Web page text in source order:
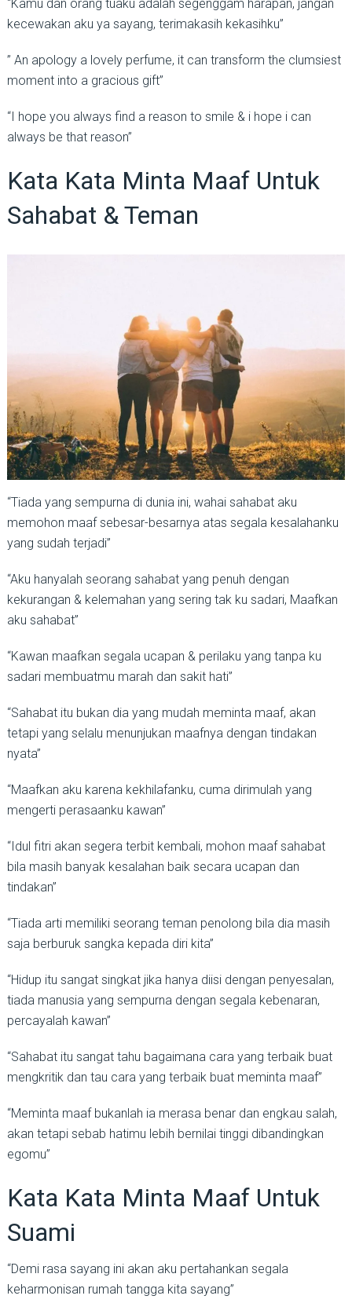
“Kamu dan orang tuaku adalah segenggam harapan, jangan
kecewakan aku ya sayang, terimakasih kekasihku”
” An apology a lovely perfume, it can transform the clumsiest
moment into a gracious gift”
“I hope you always find a reason to smile & i hope i can
always be that reason”
Kata Kata Minta Maaf Untuk
Sahabat & Teman
“Tiada yang sempurna di dunia ini, wahai sahabat aku
memohon maaf sebesar-besarnya atas segala kesalahanku
yang sudah terjadi”
“Aku hanyalah seorang sahabat yang penuh dengan
kekurangan & kelemahan yang sering tak ku sadari, Maafkan
aku sahabat”
“Kawan maafkan segala ucapan & perilaku yang tanpa ku
sadari membuatmu marah dan sakit hati”
“Sahabat itu bukan dia yang mudah meminta maaf, akan
tetapi yang selalu menunjukan maafnya dengan tindakan
nyata”
“Maafkan aku karena kekhilafanku, cuma dirimulah yang
mengerti perasaanku kawan”
“Idul fitri akan segera terbit kembali, mohon maaf sahabat
bila masih banyak kesalahan baik secara ucapan dan
tindakan”
“Tiada arti memiliki seorang teman penolong bila dia masih
saja berburuk sangka kepada diri kita”
“Hidup itu sangat singkat jika hanya diisi dengan penyesalan,
tiada manusia yang sempurna dengan segala kebenaran,
percayalah kawan”
“Sahabat itu sangat tahu bagaimana cara yang terbaik buat
mengkritik dan tau cara yang terbaik buat meminta maaf”
“Meminta maaf bukanlah ia merasa benar dan engkau salah,
akan tetapi sebab hatimu lebih bernilai tinggi dibandingkan
egomu”
Kata Kata Minta Maaf Untuk
Suami
“Demi rasa sayang ini akan aku pertahankan segala
keharmonisan rumah tangga kita sayang”